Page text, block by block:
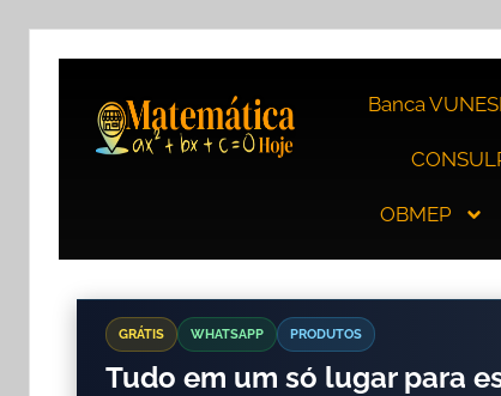
Banca
OBMEP
GRÁTIS WHATSAPP PRODUTOS
Tudo em um só lugar para